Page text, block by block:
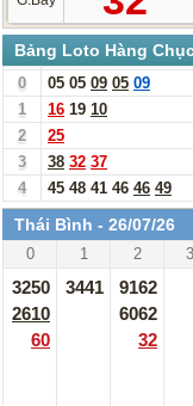
Bảng Loto Hàng
0 05 05 09 05 09
1
16 19 10
2
25
3
38 32 37
4
45 48 41 46 46 49
Thái Bình - 26/07/26
0 1 2 3
3250
2610
60
3441
9162
6062
32